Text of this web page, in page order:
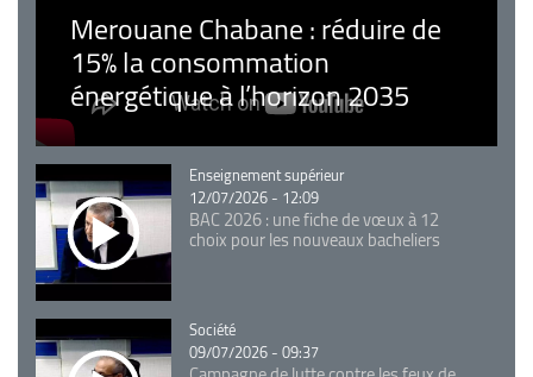
Merouane Chabane : réduire de
15% la consommation
énergétique à l’horizon 2035
Catégorie
Enseignement supérieur
12/07/2026 - 12:09
BAC 2026 : une fiche de vœux à 12
choix pour les nouveaux bacheliers
Catégorie
Société
09/07/2026 - 09:37